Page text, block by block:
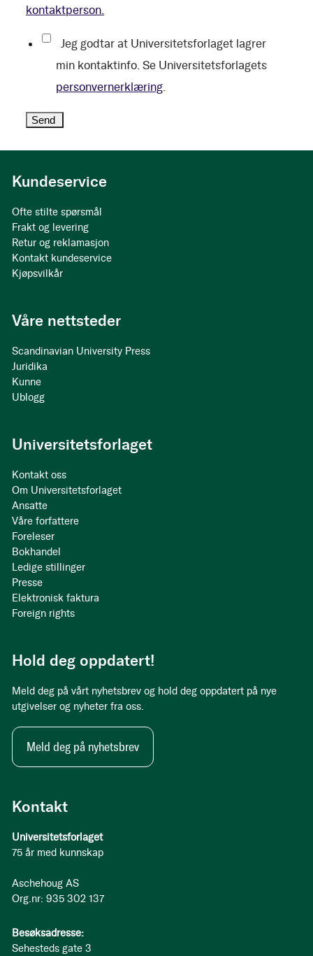
kontaktperson.
Jeg godtar at Universitetsforlaget lagrer
min kontaktinfo. Se Universitetsforlagets
personvernerklæring
Kontakt
Universitetsforlaget
75 år med kunnskap
Aschehoug AS
Org.nr: 935 302 137
Besøksadresse:
Sehesteds gate 3
Kundeservice
Ofte stilte spørsmål
Frakt og levering
Retur og reklamasjon
Kontakt kundeservice
Kjøpsvilkår
Våre nettsteder
Scandinavian University Press
Juridika
Kunne
Ublogg
Universitetsforlaget
Kontakt oss
Om Universitetsforlaget
Ansatte
Våre forfattere
Foreleser
Bokhandel
Ledige stillinger
Presse
Elektronisk faktura
Foreign rights
Hold deg oppdatert!
Meld deg på vårt nyhetsbrev og hold deg oppdatert på nye
utgivelser og nyheter fra oss.
Meld deg på nyhetsbrev